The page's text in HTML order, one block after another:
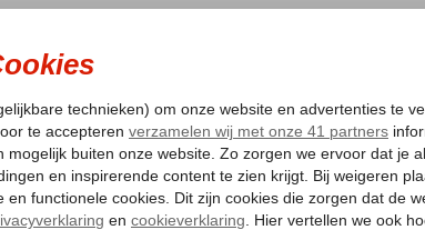
ZOMER 2026 ZONVAKANTIE VERRE
Laagsteprijsgarantie* Gratis annuleren*